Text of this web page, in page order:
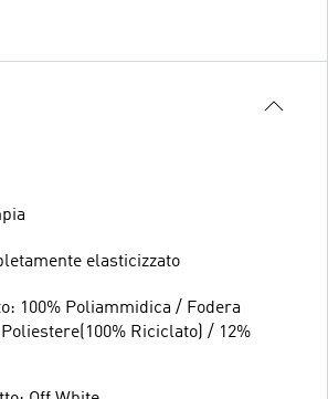
elasticizzato
100% Poliammidica / Fodera
Poliestere(100% Riciclato) / 12%